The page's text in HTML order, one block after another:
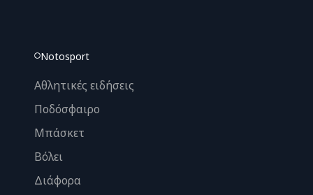
Notosport
Αθλητικές ειδήσεις
Ποδόσφαιρο
Μπάσκετ
Βόλει
Διάφορα